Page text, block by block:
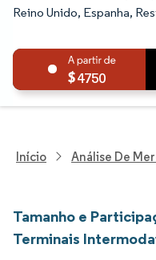
Reino Unido, Espanha,
4750
Início Análise De
Tamanho e
Terminais